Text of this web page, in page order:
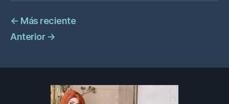
← Más reciente
Anterior →